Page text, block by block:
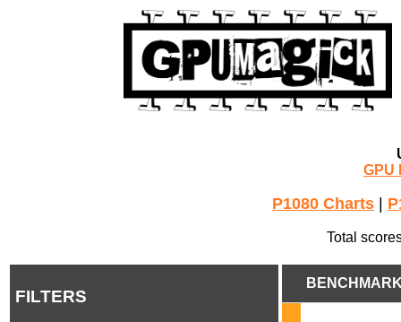
GPU
P1080 Charts
Total
FILTERS